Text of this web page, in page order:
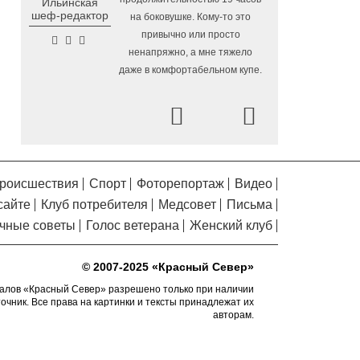
в Вологодской области
Завершается ремонт
автодороги Усть-Алексеево –
Мякинницыно в Великоустюгском округе
первое место в бюллетене на выборах в
открылся в заречной части Вологды
5.08.2026 17:17 В Вологде завершены
работы по благоустройству на 18
дворовых территориях
5.08.2026 16:50 Осановская роща в
Вологде стала современным парком с
5.08.2026 16:41 Почти 13,5 тысячи человек
пострадали от клещей в Вологодской
шеф-редактор
на боковушке. Кому-то это
привычно или просто
ненапряжно, а мне тяжело
даже в комфортабельном купе.
Спорт Фоторепортаж
Видео
Клуб потребителя Медсовет
Письма
советы
Голос ветерана Женский клуб
© 2007-2025 «Красный Север»
«Красный Север» разрешено только при наличии
Все права на картинки и тексты принадлежат их
авторам.